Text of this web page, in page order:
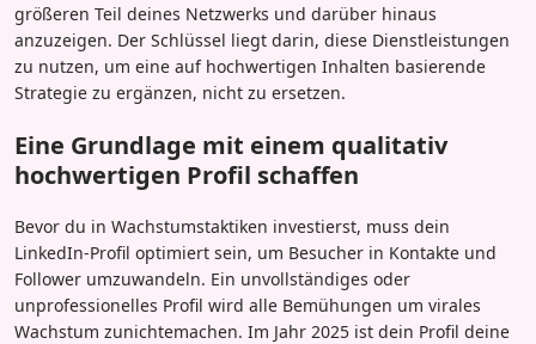
größeren Teil deines Netzwerks und darüber hinaus
anzuzeigen. Der Schlüssel liegt darin, diese Dienstleistungen
zu nutzen, um eine auf hochwertigen Inhalten basierende
Strategie zu ergänzen, nicht zu ersetzen.
Eine Grundlage mit einem qualitativ
hochwertigen Profil schaffen
Bevor du in Wachstumstaktiken investierst, muss dein
LinkedIn-Profil optimiert sein, um Besucher in Kontakte und
Follower umzuwandeln. Ein unvollständiges oder
unprofessionelles Profil wird alle Bemühungen um virales
Wachstum zunichtemachen. Im Jahr 2025 ist dein Profil deine